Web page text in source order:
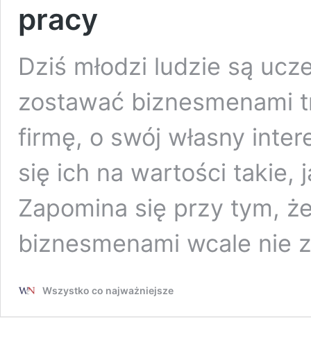
pracy
Dziś młodzi ludzie są
zostawać biznesmenami
firmę, o swój własny
się ich na wartości takie,
Zapomina się przy tym,
biznesmenami wcale nie
Wszystko co najważniejsze